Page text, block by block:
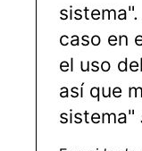
caso en
el uso
así que
sistema"